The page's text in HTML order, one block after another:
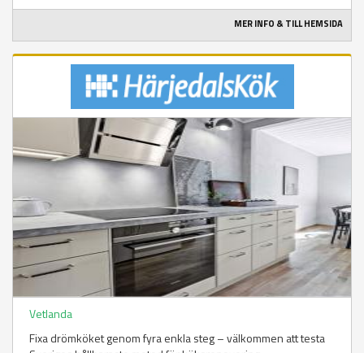
MER INFO & TILL HEMSIDA
Vetlanda
Fixa drömköket genom fyra enkla steg – välkommen att testa